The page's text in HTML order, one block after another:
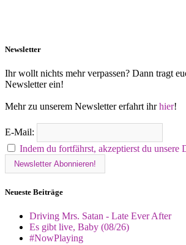
Newsletter
Ihr wollt nichts mehr verpassen? Dann tragt
Newsletter ein!
Mehr zu unserem Newsletter erfahrt ihrhier!
E-Mail:
Indem du fortfährst, akzeptierst du unsere
Neueste Beiträge
Driving Mrs. Satan - Late Ever After
Es gibt live, Baby (08/26)
#NowPlaying